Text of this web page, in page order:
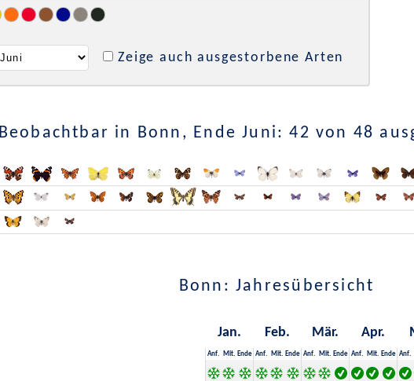
Zeige auch ausgestorbene Arten
Beobachtbar in Bonn, Ende Juni: 42 von 48
Bonn: Jahresübersicht
Jan. Feb. Mär. Apr.
Anf. Mit. Ende Anf. Mit. Ende Anf. Mit. Ende Anf. Mit. Ende Anf.